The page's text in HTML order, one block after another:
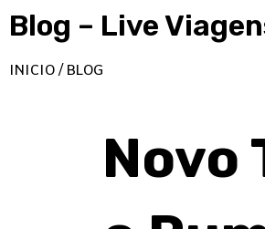
Blog – Live
INICIO / BLOG
Novo